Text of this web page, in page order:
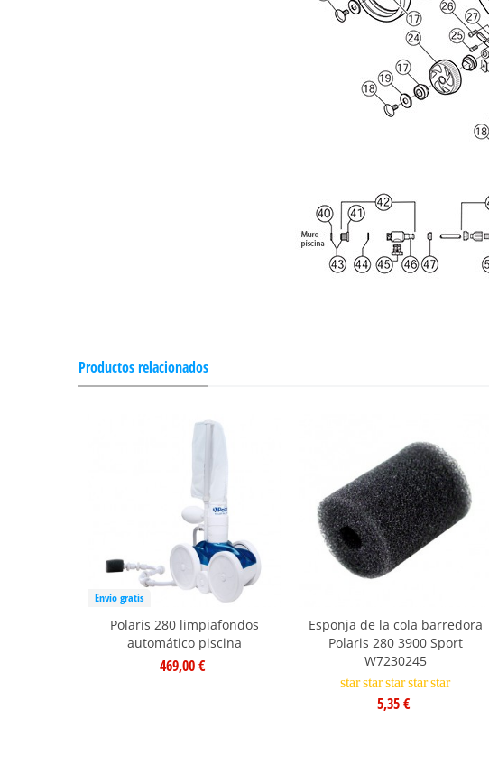
Productos relacionados
Envío gratis
Polaris 280 limpiafondos
automático piscina
469,00 €
Esponja de la cola barredora
Polaris 280 3900 Sport
W7230245
starstarstarstarstar
5,35 €